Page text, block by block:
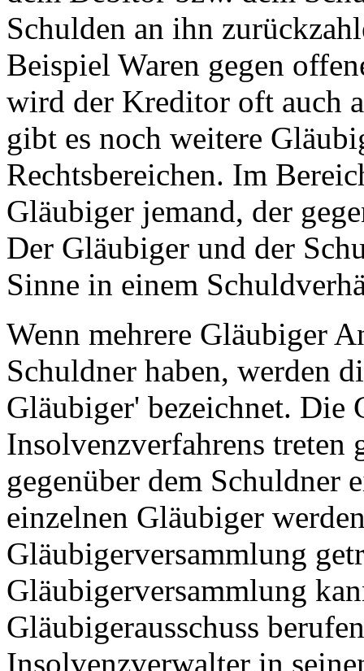
Schulden an ihn
Beispiel Waren gegen
wird der Kreditor oft auch
gibt es noch weitere
Rechtsbereichen. Im
Gläubiger jemand, der
Der Gläubiger und der
Sinne in einem
Wenn mehrere Gläubiger
Schuldner haben, werden
Gläubiger' bezeichnet. Die
Insolvenzverfahrens treten
gegenüber dem Schuldner
einzelnen Gläubiger
Gläubigerversammlung
Gläubigerversammlung
Gläubigerausschuss
Insolvenzverwalter in